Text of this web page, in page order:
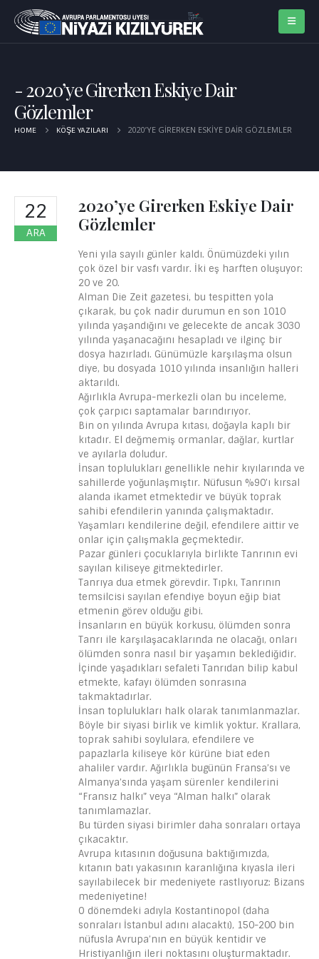
2020’ye Girerken Eskiye Dair
Gözlemler
HOME KÖŞE YAZILARI 2020’YE GIRERKEN ESKIYE DAIR GÖZLEMLER
22
ARA
2020’ye Girerken Eskiye Dair
Gözlemler
Yeni yıla sayılı günler kaldı. Önümüzdeki yılın
çok özel bir vasfı vardır. İki eş harften oluşuyor:
20 ve 20.
Alman Die Zeit gazetesi, bu tespitten yola
çıkarak, bu çok nadir durumun en son 1010
yılında yaşandığını ve gelecekte de ancak 3030
yılında yaşanacağını hesapladı ve ilginç bir
dosya hazırladı. Günümüzle karşılaşma olsun
diye, bu dosyada 1010 yılında insanlığın halleri
aktarıldı.
Ağırlıkla Avrupa-merkezli olan bu inceleme,
çok çarpıcı saptamalar barındırıyor.
Bin on yılında Avrupa kıtası, doğayla kaplı bir
kıtadır. El değmemiş ormanlar, dağlar, kurtlar
ve ayılarla doludur.
İnsan toplulukları genellikle nehir kıyılarında ve
sahillerde yoğunlaşmıştır. Nüfusun %90’ı kırsal
alanda ikamet etmektedir ve büyük toprak
sahibi efendilerin yanında çalışmaktadır.
Yaşamları kendilerine değil, efendilere aittir ve
onlar için çalışmakla geçmektedir.
Pazar günleri çocuklarıyla birlikte Tanrının evi
sayılan kiliseye gitmektedirler.
Tanrıya dua etmek görevdir. Tıpkı, Tanrının
temsilcisi sayılan efendiye boyun eğip biat
etmenin görev olduğu gibi.
İnsanların en büyük korkusu, ölümden sonra
Tanrı ile karşılaşacaklarında ne olacağı, onları
ölümden sonra nasıl bir yaşamın beklediğidir.
İçinde yaşadıkları sefaleti Tanrıdan bilip kabul
etmekte, kafayı ölümden sonrasına
takmaktadırlar.
İnsan toplulukları halk olarak tanımlanmazlar.
Böyle bir siyasi birlik ve kimlik yoktur. Krallara,
toprak sahibi soylulara, efendilere ve
papazlarla kiliseye kör kürüne biat eden
ahaliler vardır. Ağırlıkla bugünün Fransa’sı ve
Almanya’sında yaşam sürenler kendilerini
“Fransız halkı” veya “Alman halkı” olarak
tanımlamazlar.
Bu türden siyasi birimler daha sonraları ortaya
çıkacaktır.
Avrupa kıtasının doğusuna baktığımızda,
kıtanın batı yakasının karanlığına kıyasla ileri
sayılabilecek bir medeniyete rastlıyoruz: Bizans
medeniyetine!
O dönemdeki adıyla Kostantinopol (daha
sonraları İstanbul adını alacaktı), 150-200 bin
nüfusla Avrupa’nın en büyük kentidir ve
Hristiyanlığın ileri noktasını oluşturmaktadır.